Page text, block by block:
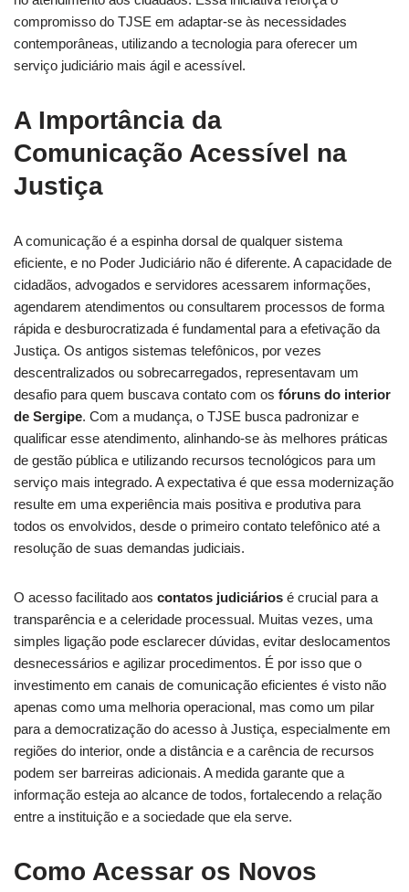
compromisso do TJSE em adaptar-se às necessidades
contemporâneas, utilizando a tecnologia para oferecer um
serviço judiciário mais ágil e acessível.
A Importância da
Comunicação Acessível na
Justiça
A comunicação é a espinha dorsal de qualquer sistema
eficiente, e no Poder Judiciário não é diferente. A capacidade de
cidadãos, advogados e servidores acessarem informações,
agendarem atendimentos ou consultarem processos de forma
rápida e desburocratizada é fundamental para a efetivação da
Justiça. Os antigos sistemas telefônicos, por vezes
descentralizados ou sobrecarregados, representavam um
desafio para quem buscava contato com os fóruns do interior
de Sergipe. Com a mudança, o TJSE busca padronizar e
qualificar esse atendimento, alinhando-se às melhores práticas
de gestão pública e utilizando recursos tecnológicos para um
serviço mais integrado. A expectativa é que essa modernização
resulte em uma experiência mais positiva e produtiva para
todos os envolvidos, desde o primeiro contato telefônico até a
resolução de suas demandas judiciais.
O acesso facilitado aos contatos judiciários é crucial para a
transparência e a celeridade processual. Muitas vezes, uma
simples ligação pode esclarecer dúvidas, evitar deslocamentos
desnecessários e agilizar procedimentos. É por isso que o
investimento em canais de comunicação eficientes é visto não
apenas como uma melhoria operacional, mas como um pilar
para a democratização do acesso à Justiça, especialmente em
regiões do interior, onde a distância e a carência de recursos
podem ser barreiras adicionais. A medida garante que a
informação esteja ao alcance de todos, fortalecendo a relação
entre a instituição e a sociedade que ela serve.
Como Acessar os Novos